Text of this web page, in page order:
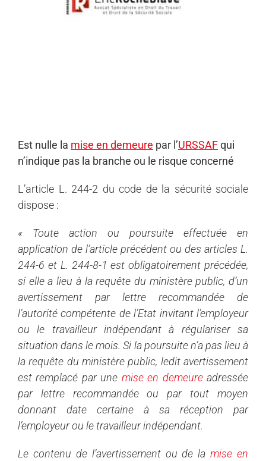
Est nulle la mise en demeure par l’URSSAFqui
n’indique pas la branche ou le risque concerné
L’article L. 244-2 du code de la sécurité sociale
dispose :
« Toute action ou poursuite effectuée en
application de l’article précédent ou des articles L.
244-6 et L. 244-8-1 est obligatoirement précédée,
si elle a lieu à la requête du ministère public, d’un
avertissement par lettre recommandée de
l’autorité compétente de l’Etat invitant l’employeur
ou le travailleur indépendant à régulariser sa
situation dans le mois. Si la poursuite n’a pas lieu à
la requête du ministère public, ledit avertissement
est remplacé par une mise en demeureadressée
par lettre recommandée ou par tout moyen
donnant date certaine à sa réception par
l’employeur ou le travailleur indépendant.
Le contenu de l’avertissement ou de lamise en